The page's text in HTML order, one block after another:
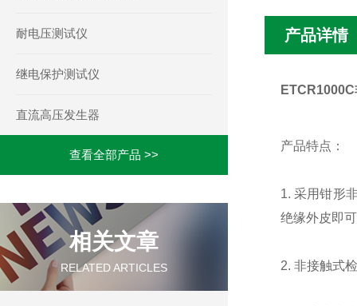
耐电压测试仪
继电保护测试仪
直流高压发生器
查看全部产品 >>
相关文章
RELATED ARTICLES
产品详情
产品特点：
1. 采用钳形
绝缘外皮即
2. 非接触式